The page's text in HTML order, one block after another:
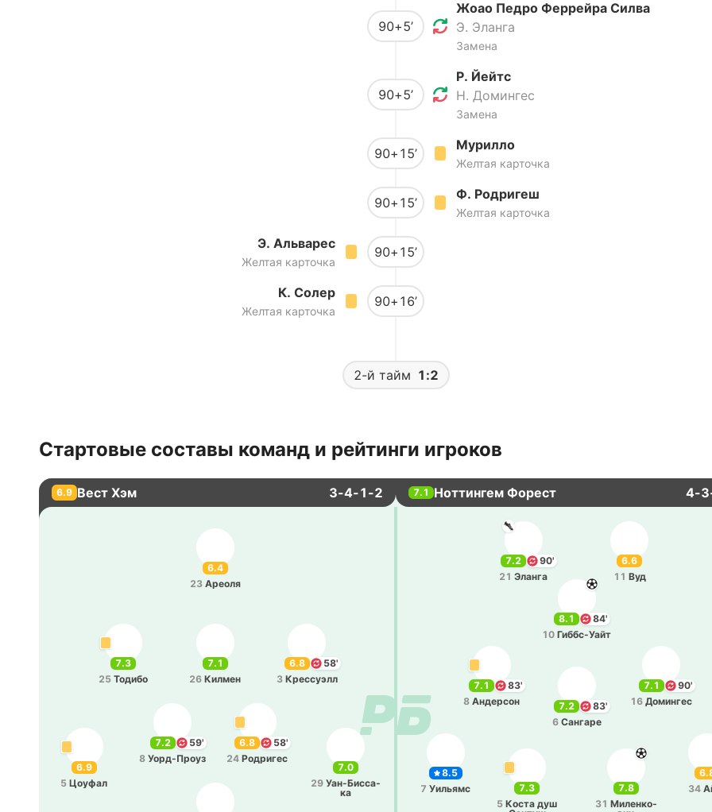
90+5’
Жоао Педро Феррейра Силва
Э. Эланга
Замена
90+5’
Р. Йейтс
Н. Домингес
Замена
90+15’
Мурилло
Желтая карточка
90+15’
Ф. Родригеш
Желтая карточка
Э. Альварес
Желтая карточка
90+15’
К. Солер
Желтая карточка
90+16’
2-й тайм 1:2
Стартовые составы команд и рейтинги игроков
6.9 Вест Хэм 3-4-1-2 7.1 Ноттингем Форест 4-
6.4
23 Ареоля
7.1
26 Килмен
7.3
25 Тодибо
6.8
58'
3 Кре­ссуэлл
6.8
58'
24 Ро­дри­гес
7.0
29 Уа­н-Би­сса­
ка
6.9
5 Цоуфал
7.2
59'
8 Уо­рд-Проуз
7.8
31 Ми­ле­нко­
8.5
7 Уи­льямс
34
7.3
5 Коста душ
7.2
83'
6 Са­нга­ре
8.1
84'
10 Ги­ббс-Уайт
7.1
90'
16 До­ми­нгес
7.1
83'
8 Анде­рсон
6.6
11 Вуд
7.2
90'
21 Эланга